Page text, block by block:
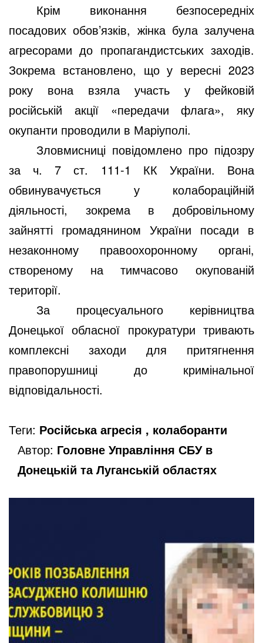
Крім виконання безпосередніх
посадових обов’язків, жінка була залучена
агресорами до пропагандистських заходів.
Зокрема встановлено, що у вересні 2023
року вона взяла участь у фейковій
російській акції «передачи флага», яку
окупанти проводили в Маріуполі.
Зловмисниці повідомлено про підозру
за ч. 7 ст. 111-1 КК України. Вона
обвинувачується у колабораційній
діяльності, зокрема в добровільному
зайнятті громадянином України посади в
незаконному правоохоронному органі,
створеному на тимчасово окупованій
території.
За процесуального керівництва
Донецької обласної прокуратури тривають
комплексні заходи для притягнення
правопорушниці до кримінальної
відповідальності.
Теги: Російська агресія , колаборанти
Автор: Головне Управління СБУ в
Донецькій та Луганській областях